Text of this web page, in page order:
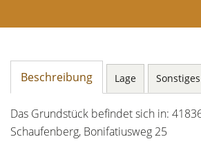
Beschreibung Lage Sonstiges
Das Grundstück befindet sich in:
Schaufenberg, Bonifatiusweg 25